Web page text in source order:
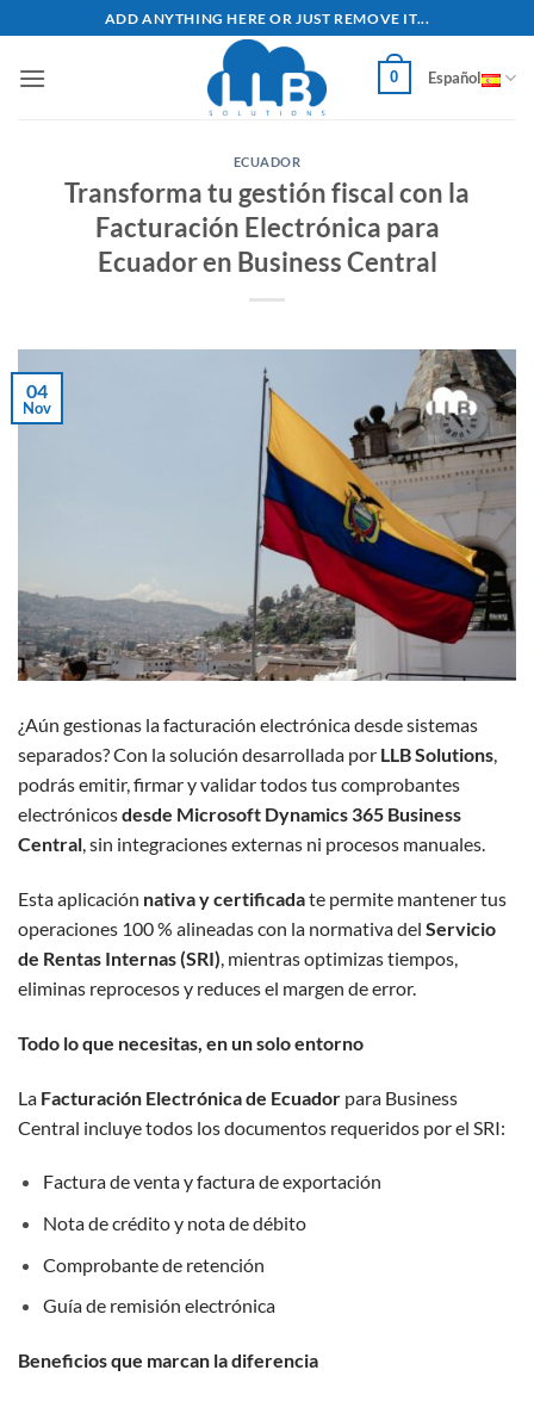
al
contenido
ADD ANYTHING HERE OR JUST REMOVE IT...
0 Español
ECUADOR
Transforma tu gestión fiscal con la
Facturación Electrónica para
Ecuador en Business Central
04
Nov
¿Aún gestionas la facturación electrónica desde sistemas
separados? Con la solución desarrollada por LLB Solutions,
podrás emitir, firmar y validar todos tus comprobantes
electrónicosdesde Microsoft Dynamics 365 Business
Central, sin integraciones externas ni procesos manuales.
Esta aplicación nativa y certificadate permite mantener tus
operaciones 100 % alineadas con la normativa del Servicio
de Rentas Internas (SRI), mientras optimizas tiempos,
eliminas reprocesos y reduces el margen de error.
Todo lo que necesitas, en un solo entorno
La Facturación Electrónica de Ecuador para Business
Central incluye todos los documentos requeridos por el SRI:
Factura de venta y factura de exportación
Nota de crédito y nota de débito
Comprobante de retención
Guía de remisión electrónica
Beneficios que marcan la diferencia